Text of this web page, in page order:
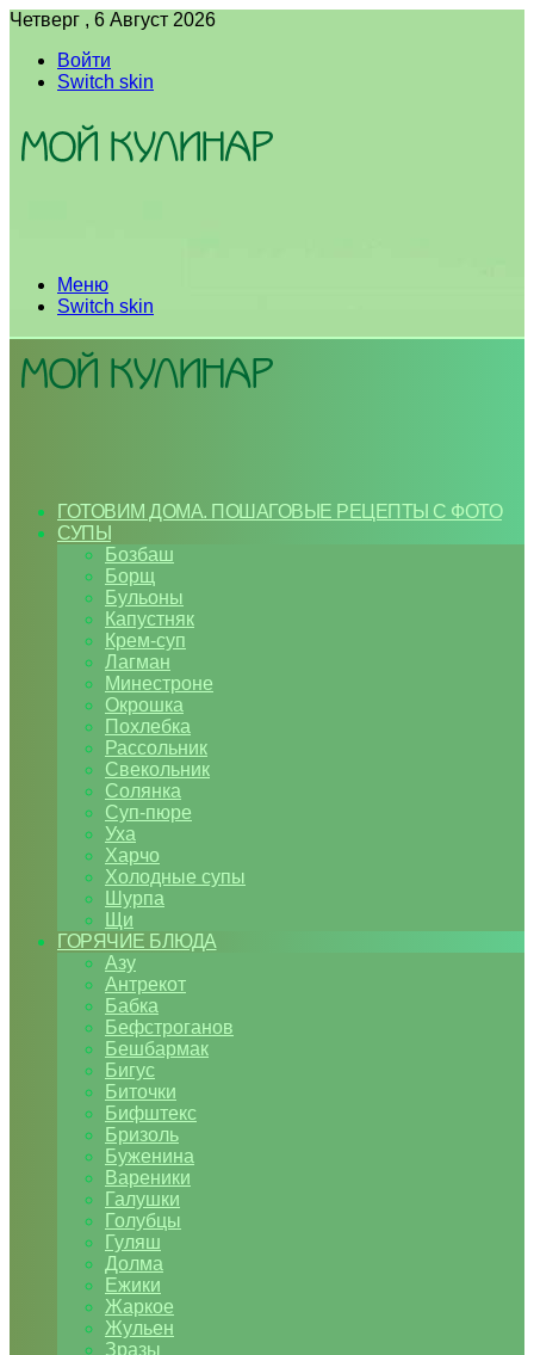
Четверг , 6 Август 2026
Войти
Switch skin
Меню
Switch skin
ГОТОВИМ ДОМА. ПОШАГОВЫЕ РЕЦЕПТЫ С ФОТО
СУПЫ
Бозбаш
Борщ
Бульоны
Капустняк
Крем-суп
Лагман
Минестроне
Окрошка
Похлебка
Рассольник
Свекольник
Солянка
Суп-пюре
Уха
Харчо
Холодные супы
Шурпа
Щи
ГОРЯЧИЕ БЛЮДА
Азу
Антрекот
Бабка
Бефстроганов
Бешбармак
Бигус
Биточки
Бифштекс
Бризоль
Буженина
Вареники
Галушки
Голубцы
Гуляш
Долма
Ежики
Жаркое
Жульен
Зразы